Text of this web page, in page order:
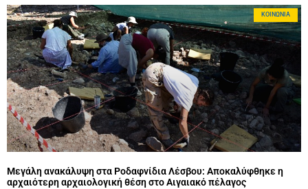
ΚΟΙΝΩΝΊΑ
Μεγάλη ανακάλυψη στα Ροδαφνίδια Λέσβου: Αποκαλύφθηκε η
αρχαιότερη αρχαιολογική θέση στο Αιγαιακό πέλαγος